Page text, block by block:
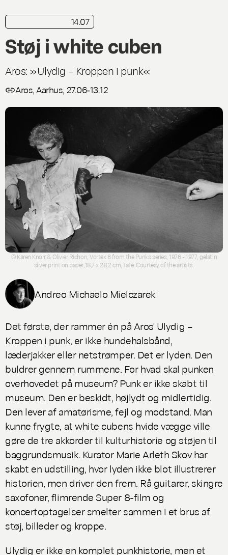
14.07
Støj i white cuben
Aros: »Ulydig – Kroppen i punk«
Aros, Aarhus, 27.06-13.12
© Karen Knorr & Olivier Richon, Vortex 6 from the Punks series, 1976 - 1977, gelatin
silver print on paper,18,7 x 28,2 cm, Tate. Courtesy of the artists.
Andreo Michaelo Mielczarek
Det første, der rammer én på Aros' Ulydig –
Kroppen i punk, er ikke hundehalsbånd,
læderjakker eller netstrømper. Det er lyden. Den
buldrer gennem rummene. For hvad skal punken
overhovedet på museum? Punk er ikke skabt til
museum. Den er beskidt, højlydt og midlertidig.
Den lever af amatørisme, fejl og modstand. Man
kunne frygte, at white cubens hvide vægge ville
gøre de tre akkorder til kulturhistorie og støjen til
baggrundsmusik. Kurator Marie Arleth Skov har
skabt en udstilling, hvor lyden ikke blot illustrerer
historien, men driver den frem. Rå guitarer, skingre
saxofoner, flimrende Super 8-film og
koncertoptagelser smelter sammen i et brus af
støj, billeder og kroppe.
Ulydig er ikke en komplet punkhistorie, men et